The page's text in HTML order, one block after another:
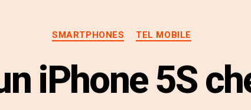
SMARTPHONES TEL MOBILE
iPhone 5S